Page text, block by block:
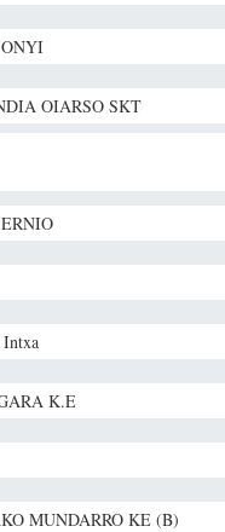
OIARSO SKT
K.E
MUNDARRO KE (B)